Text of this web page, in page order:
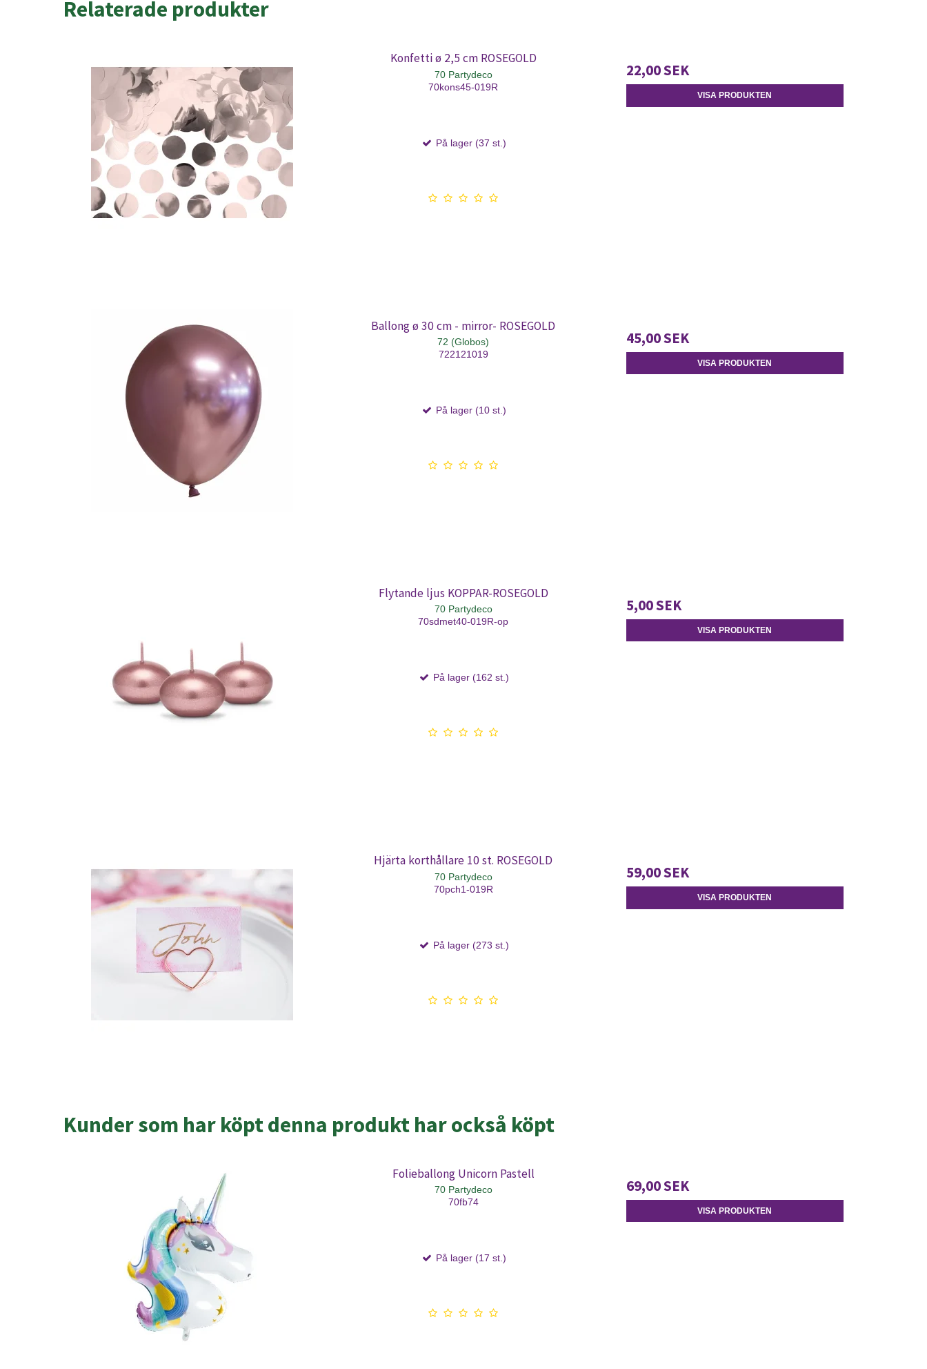
Relaterade produkter
Konfetti ø 2,5 cm ROSEGOLD
70 Partydeco
70kons45-019R
På lager (37 st.)
22,00 SEK
VISA PRODUKTEN
Ballong ø 30 cm - mirror- ROSEGOLD
72 (Globos)
722121019
På lager (10 st.)
45,00 SEK
VISA PRODUKTEN
Flytande ljus KOPPAR-ROSEGOLD
70 Partydeco
70sdmet40-019R-op
På lager (162 st.)
5,00 SEK
VISA PRODUKTEN
Hjärta korthållare 10 st. ROSEGOLD
70 Partydeco
70pch1-019R
På lager (273 st.)
59,00 SEK
VISA PRODUKTEN
Kunder som har köpt denna produkt har också köpt
Folieballong Unicorn Pastell
70 Partydeco
70fb74
På lager (17 st.)
69,00 SEK
VISA PRODUKTEN